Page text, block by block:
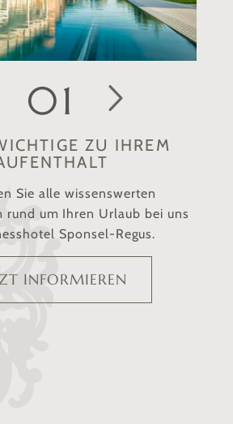
ZU IHREM
Sie alle wissenswerten
rund um Ihren Urlaub bei uns
Sponsel-Regus.
INFORMIEREN